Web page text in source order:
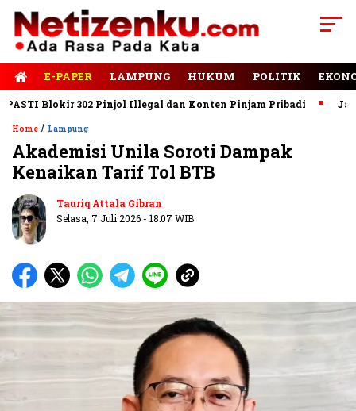
E-PAPER LAMPUNG HUKUM POLITIK
Blokir 302 Pinjol Illegal dan Konten Pinjam Pribadi Jalan
Home / Lampung
Akademisi Unila Soroti Dampak
Kenaikan Tarif Tol BTB
Tauriq Attala Gibran
Selasa, 7 Juli 2026 - 18:07 WIB